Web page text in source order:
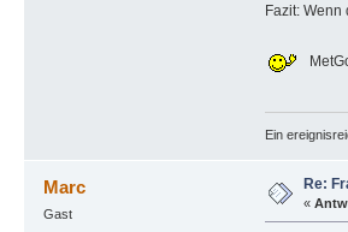
Fazit:
Ein
Marc
Gast
Re:
«